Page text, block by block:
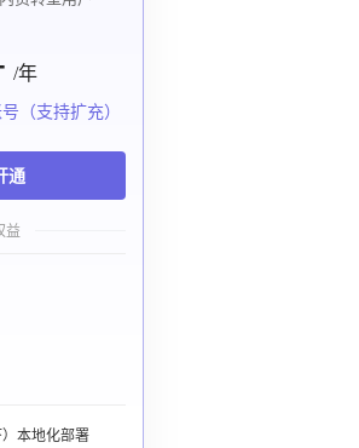
/年
（支持扩充）
通
益
）本地化部署